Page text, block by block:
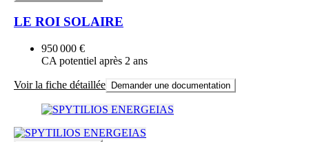
LE ROI SOLAIRE
950 000 €
CA potentiel après 2 ans
Voir la fiche détaillée Demander une documentation